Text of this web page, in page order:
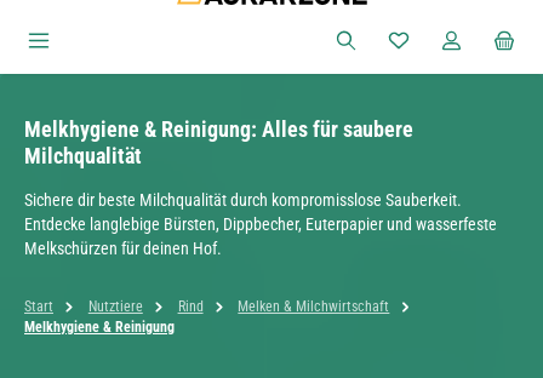
Du hast 0
Melkhygiene & Reinigung: Alles für saubere
Milchqualität
Sichere dir beste Milchqualität durch kompromisslose Sauberkeit.
Entdecke langlebige Bürsten, Dippbecher, Euterpapier und wasserfeste
Melkschürzen für deinen Hof.
Start Nutztiere Rind
Melken & Milchwirtschaft
Melkhygiene & Reinigung